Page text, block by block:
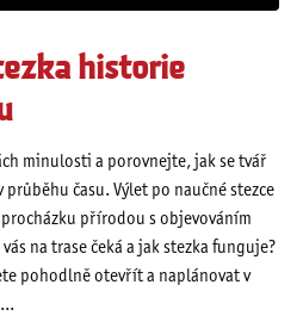
historie
minulosti a porovnejte, jak se tvář
průběhu času. Výlet po naučné stezce
přírodou s objevováním
na trase čeká a jak stezka funguje?
pohodlně otevřít a naplánovat v